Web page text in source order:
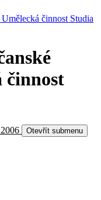
činnost Studia
činnost
Otevřít submenu